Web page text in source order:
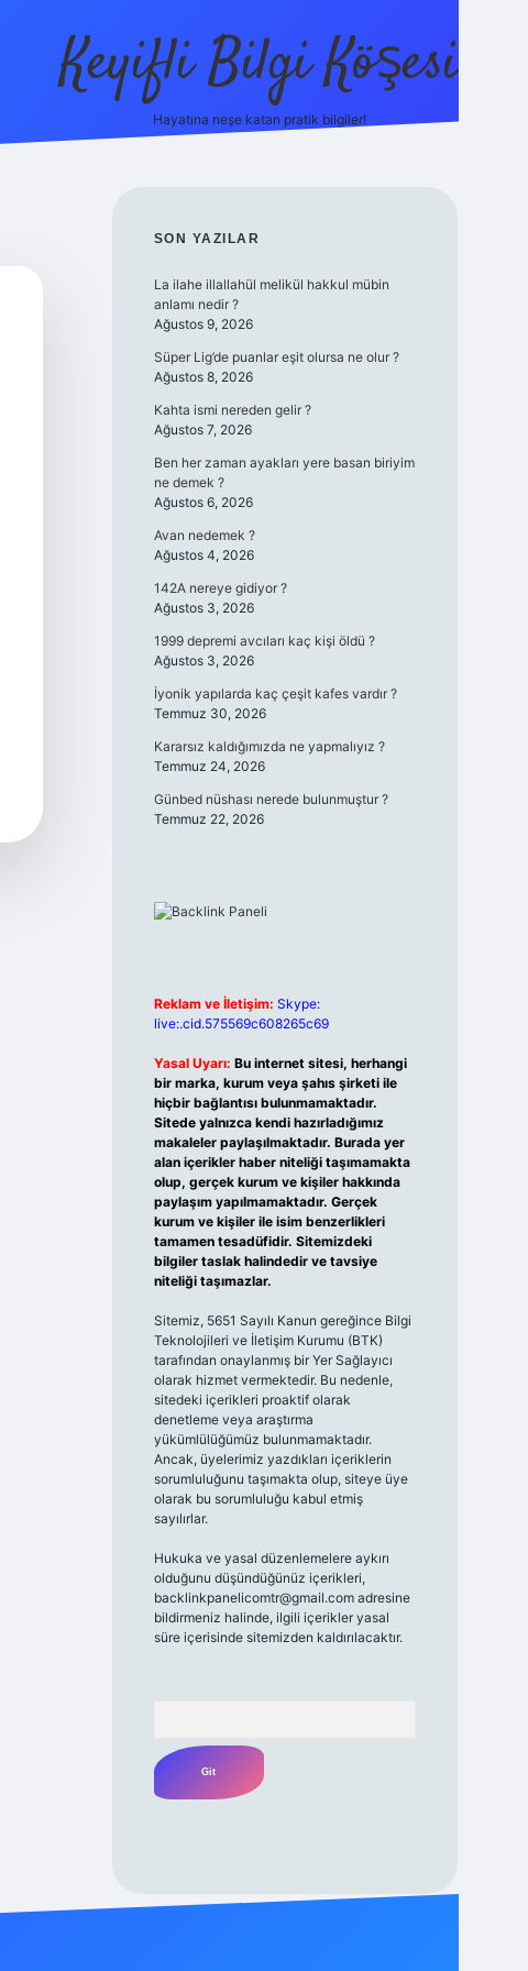
Keyifli Bilgi Köşesi
Hayatına neşe katan pratik bilgiler!
SIDEBAR
SON YAZILAR
La ilahe illallahül melikül hakkul mübin
anlamı nedir ?
Ağustos 9, 2026
Süper Lig’de puanlar eşit olursa ne olur ?
Ağustos 8, 2026
Kahta ismi nereden gelir ?
Ağustos 7, 2026
Ben her zaman ayakları yere basan biriyim
ne demek ?
Ağustos 6, 2026
Avan nedemek ?
Ağustos 4, 2026
142A nereye gidiyor ?
Ağustos 3, 2026
1999 depremi avcıları kaç kişi öldü ?
Ağustos 3, 2026
İyonik yapılarda kaç çeşit kafes vardır ?
Temmuz 30, 2026
Kararsız kaldığımızda ne yapmalıyız ?
Temmuz 24, 2026
Günbed nüshası nerede bulunmuştur ?
Temmuz 22, 2026
Reklam ve İletişim: Skype:
live:.cid.575569c608265c69
Yasal Uyarı: Bu internet sitesi, herhangi
bir marka, kurum veya şahıs şirketi ile
hiçbir bağlantısı bulunmamaktadır.
Sitede yalnızca kendi hazırladığımız
makaleler paylaşılmaktadır. Burada yer
alan içerikler haber niteliği taşımamakta
olup, gerçek kurum ve kişiler hakkında
paylaşım yapılmamaktadır. Gerçek
kurum ve kişiler ile isim benzerlikleri
tamamen tesadüfidir. Sitemizdeki
bilgiler taslak halindedir ve tavsiye
niteliği taşımazlar.
Sitemiz, 5651 Sayılı Kanun gereğince Bilgi
Teknolojileri ve İletişim Kurumu (BTK)
tarafından onaylanmış bir Yer Sağlayıcı
olarak hizmet vermektedir. Bu nedenle,
sitedeki içerikleri proaktif olarak
denetleme veya araştırma
yükümlülüğümüz bulunmamaktadır.
Ancak, üyelerimiz yazdıkları içeriklerin
sorumluluğunu taşımakta olup, siteye üye
olarak bu sorumluluğu kabul etmiş
sayılırlar.
Hukuka ve yasal düzenlemelere aykırı
olduğunu düşündüğünüz içerikleri,
backlinkpanelicomtr@gmail.comadresine
bildirmeniz halinde, ilgili içerikler yasal
süre içerisinde sitemizden kaldırılacaktır.